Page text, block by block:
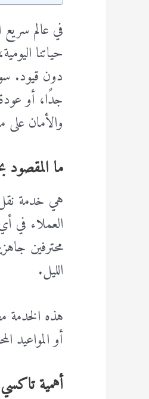
في عالم
حياتنا
دون قيود.
والأمان على
ما المقصود
العملاء في
محترفين
الليل.
هذه الخدمة
أو المواعيد
أهمية تاكسي ٢٤ ساعه في الحياة اليومية